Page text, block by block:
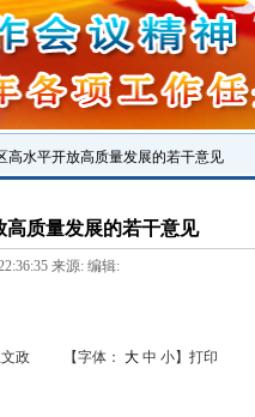
高水平开放高质量发展的若干意见
高质量发展的若干意见
来源: 编辑:
政 【字体： 大 中 小】 打印